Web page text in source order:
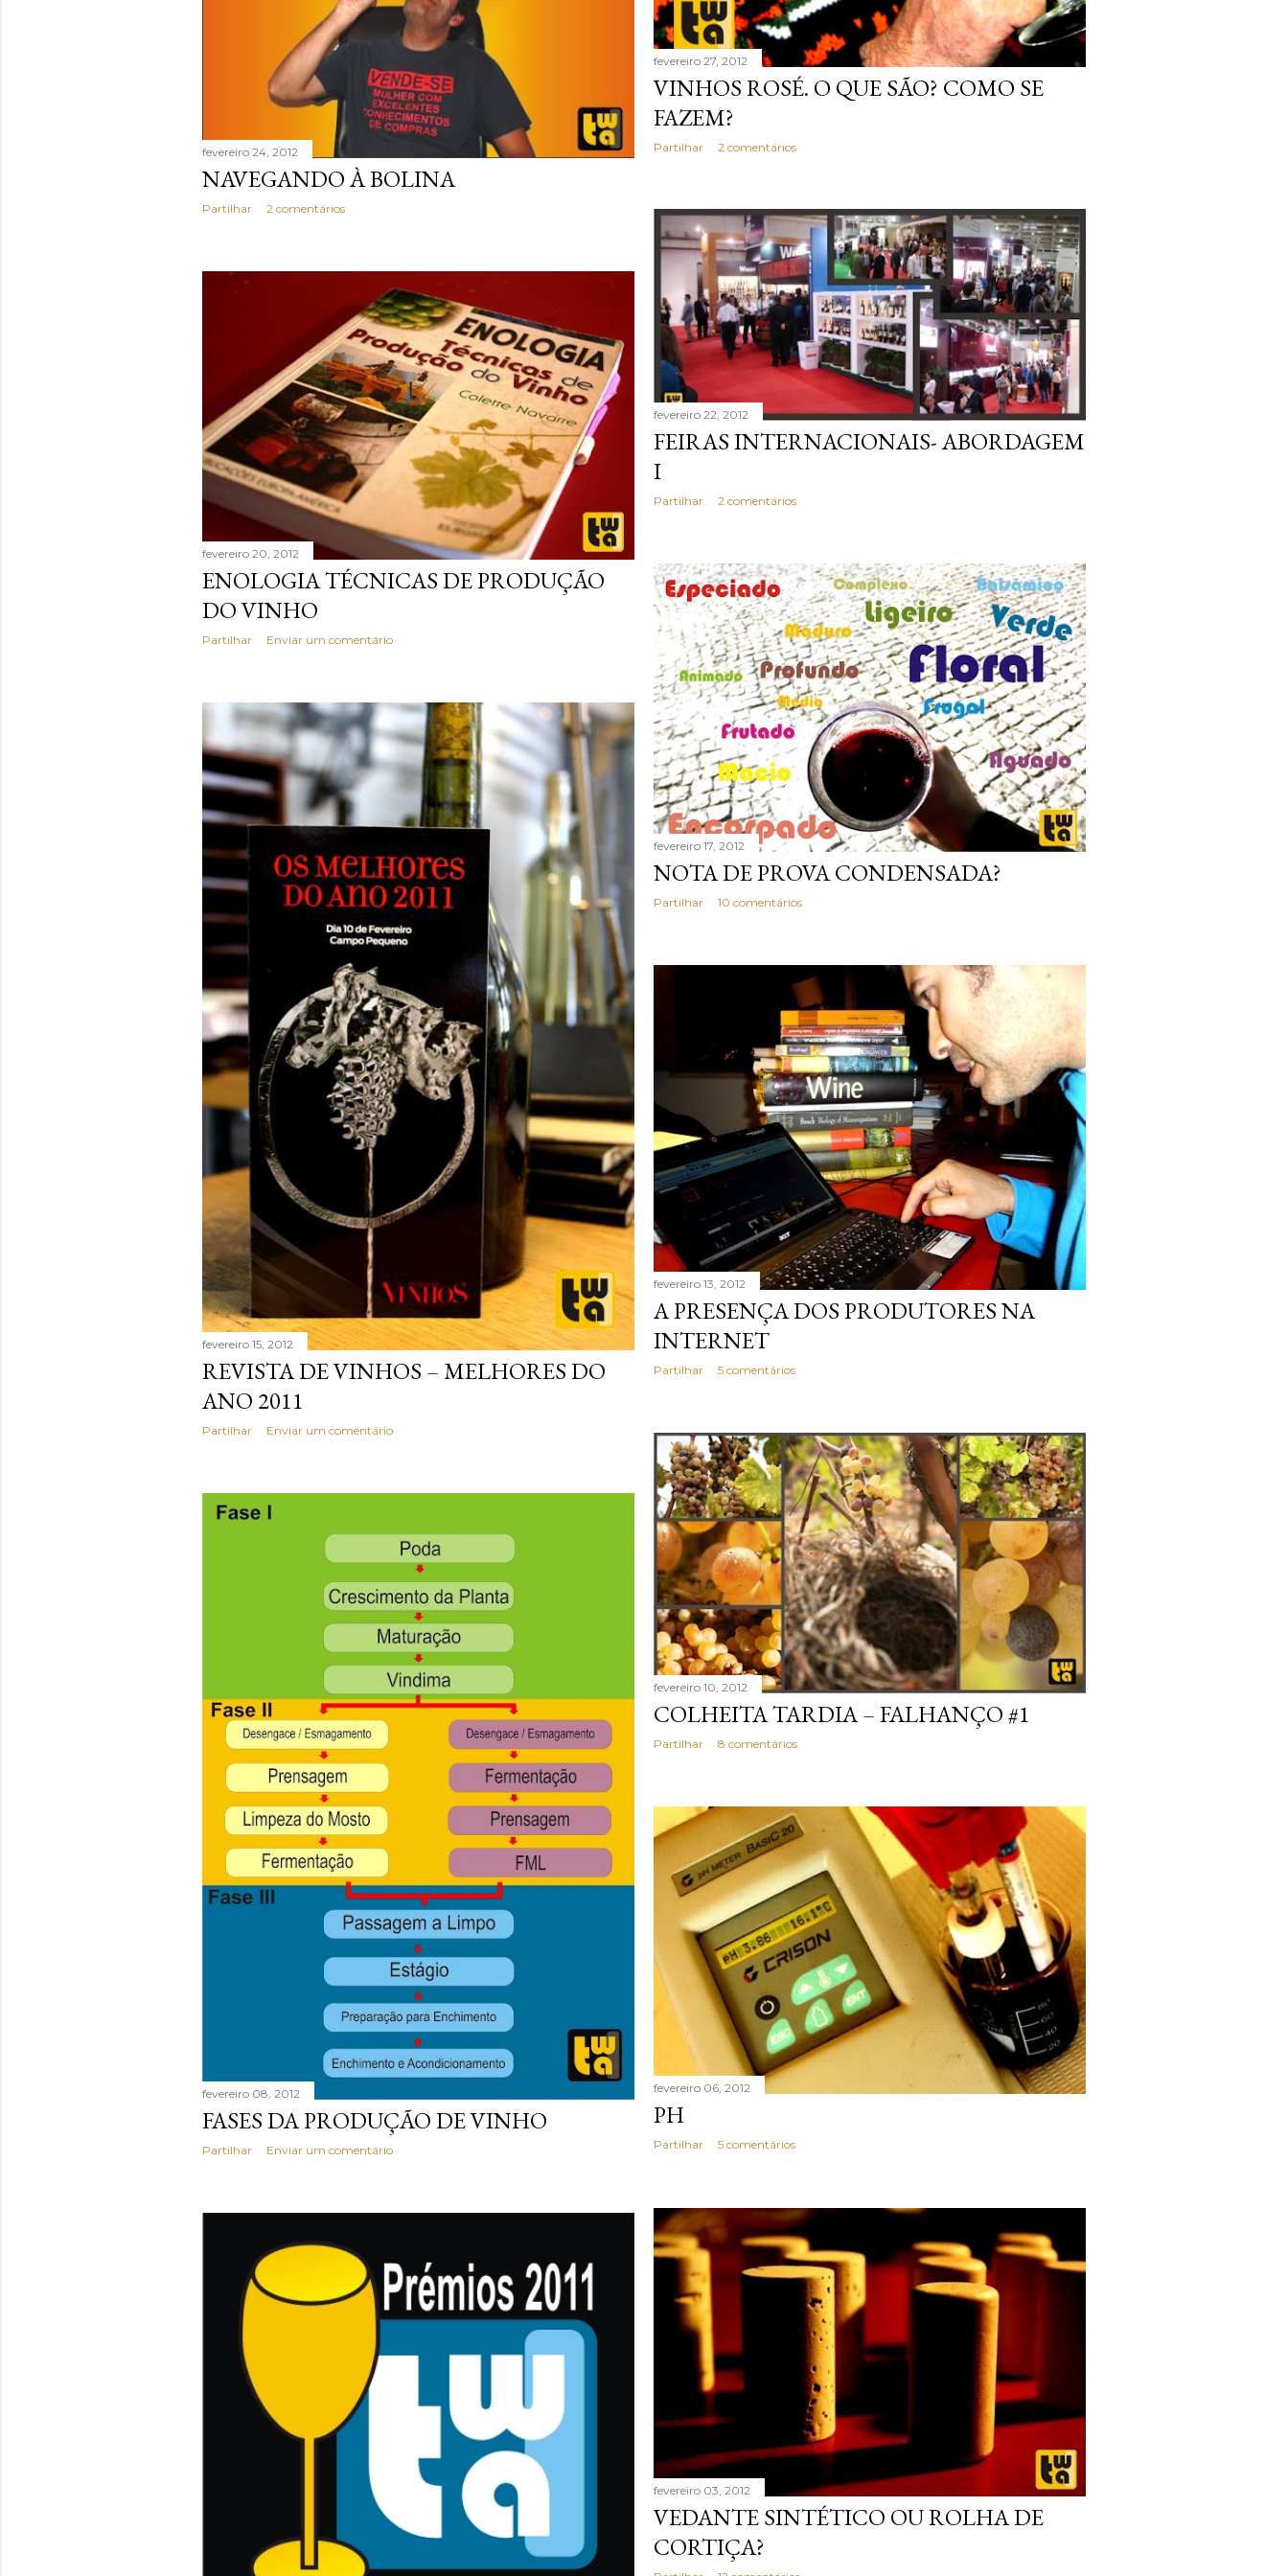
fevereiro 27, 2012
VINHOS ROSÉ. O QUE SÃO? COMO SE
FAZEM?
Partilhar 2 comentários
fevereiro 24, 2012
NAVEGANDO À BOLINA
Partilhar 2 comentários
fevereiro 22, 2012
FEIRAS INTERNACIONAIS- ABORDAGEM
I
Partilhar 2 comentários
fevereiro 20, 2012
ENOLOGIA TÉCNICAS DE PRODUÇÃO
DO VINHO
Partilhar Enviar um comentário
fevereiro 17, 2012
NOTA DE PROVA CONDENSADA?
Partilhar 10 comentários
fevereiro 15, 2012
REVISTA DE VINHOS – MELHORES DO
ANO 2011
Partilhar Enviar um comentário
fevereiro 13, 2012
A PRESENÇA DOS PRODUTORES NA
INTERNET
Partilhar 5 comentários
fevereiro 10, 2012
COLHEITA TARDIA – FALHANÇO #1
Partilhar 8 comentários
fevereiro 08, 2012
FASES DA PRODUÇÃO DE VINHO
Partilhar Enviar um comentário
fevereiro 06, 2012
PH
Partilhar 5 comentários
fevereiro 03, 2012
VEDANTE SINTÉTICO OU ROLHA DE
CORTIÇA?